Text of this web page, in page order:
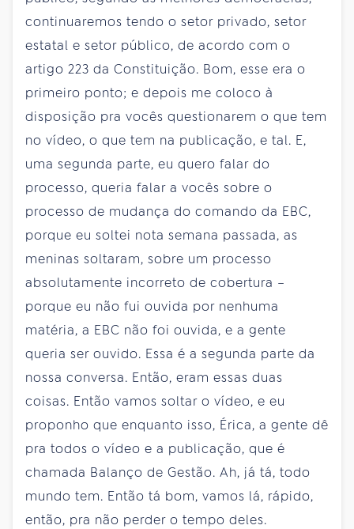
continuaremos tendo o setor privado, setor
estatal e setor público, de acordo com o
artigo 223 da Constituição. Bom, esse era o
primeiro ponto; e depois me coloco à
disposição pra vocês questionarem o que tem
no vídeo, o que tem na publicação, e tal. E,
uma segunda parte, eu quero falar do
processo, queria falar a vocês sobre o
processo de mudança do comando da EBC,
porque eu soltei nota semana passada, as
meninas soltaram, sobre um processo
absolutamente incorreto de cobertura –
porque eu não fui ouvida por nenhuma
matéria, a EBC não foi ouvida, e a gente
queria ser ouvido. Essa é a segunda parte da
nossa conversa. Então, eram essas duas
coisas. Então vamos soltar o vídeo, e eu
proponho que enquanto isso, Érica, a gente dê
pra todos o vídeo e a publicação, que é
chamada Balanço de Gestão. Ah, já tá, todo
mundo tem. Então tá bom, vamos lá, rápido,
então, pra não perder o tempo deles.